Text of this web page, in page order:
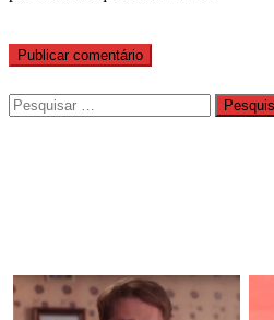
Pesquisar
por: